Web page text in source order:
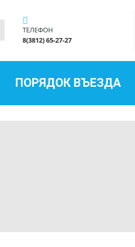
ТЕЛЕФОН
8(3812) 65-27-27
ПОРЯДОК ВЪЕЗДА